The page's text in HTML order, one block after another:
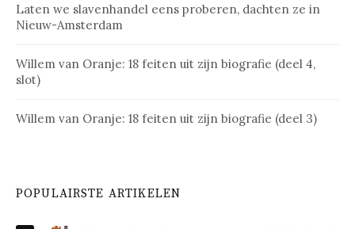
Laten we slavenhandel eens proberen, dachten ze in
Nieuw-Amsterdam
Willem van Oranje: 18 feiten uit zijn biografie (deel 4,
slot)
Willem van Oranje: 18 feiten uit zijn biografie (deel 3)
POPULAIRSTE ARTIKELEN